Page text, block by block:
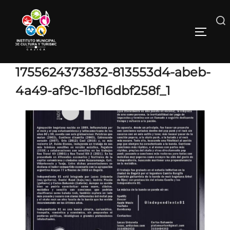
1755624373832-813553d4-abeb-
4a49-af9c-1bf16dbf258f_1